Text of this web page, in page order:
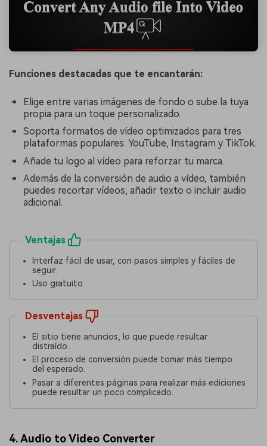
Funciones destacadas que te encantarán:
Elige entre varias imágenes de fondo o sube la tuya
propia para un toque personalizado.
Soporta formatos de vídeo optimizados para tres
plataformas populares: YouTube, Instagram y TikTok.
Añade tu logo al vídeo para reforzar tu marca.
Además de la conversión de audio a vídeo, también
puedes recortar vídeos, añadir texto o incluir audio
adicional.
Ventajas
Interfaz fácil de usar, con pasos simples y fáciles de
seguir.
Uso gratuito.
Desventajas
El sitio tiene anuncios, lo que puede resultar
distraído.
El proceso de conversión puede tomar más tiempo
del esperado.
Pasar a diferentes páginas para realizar más ediciones
puede resultar un poco complicado.
4. Audio to Video Converter